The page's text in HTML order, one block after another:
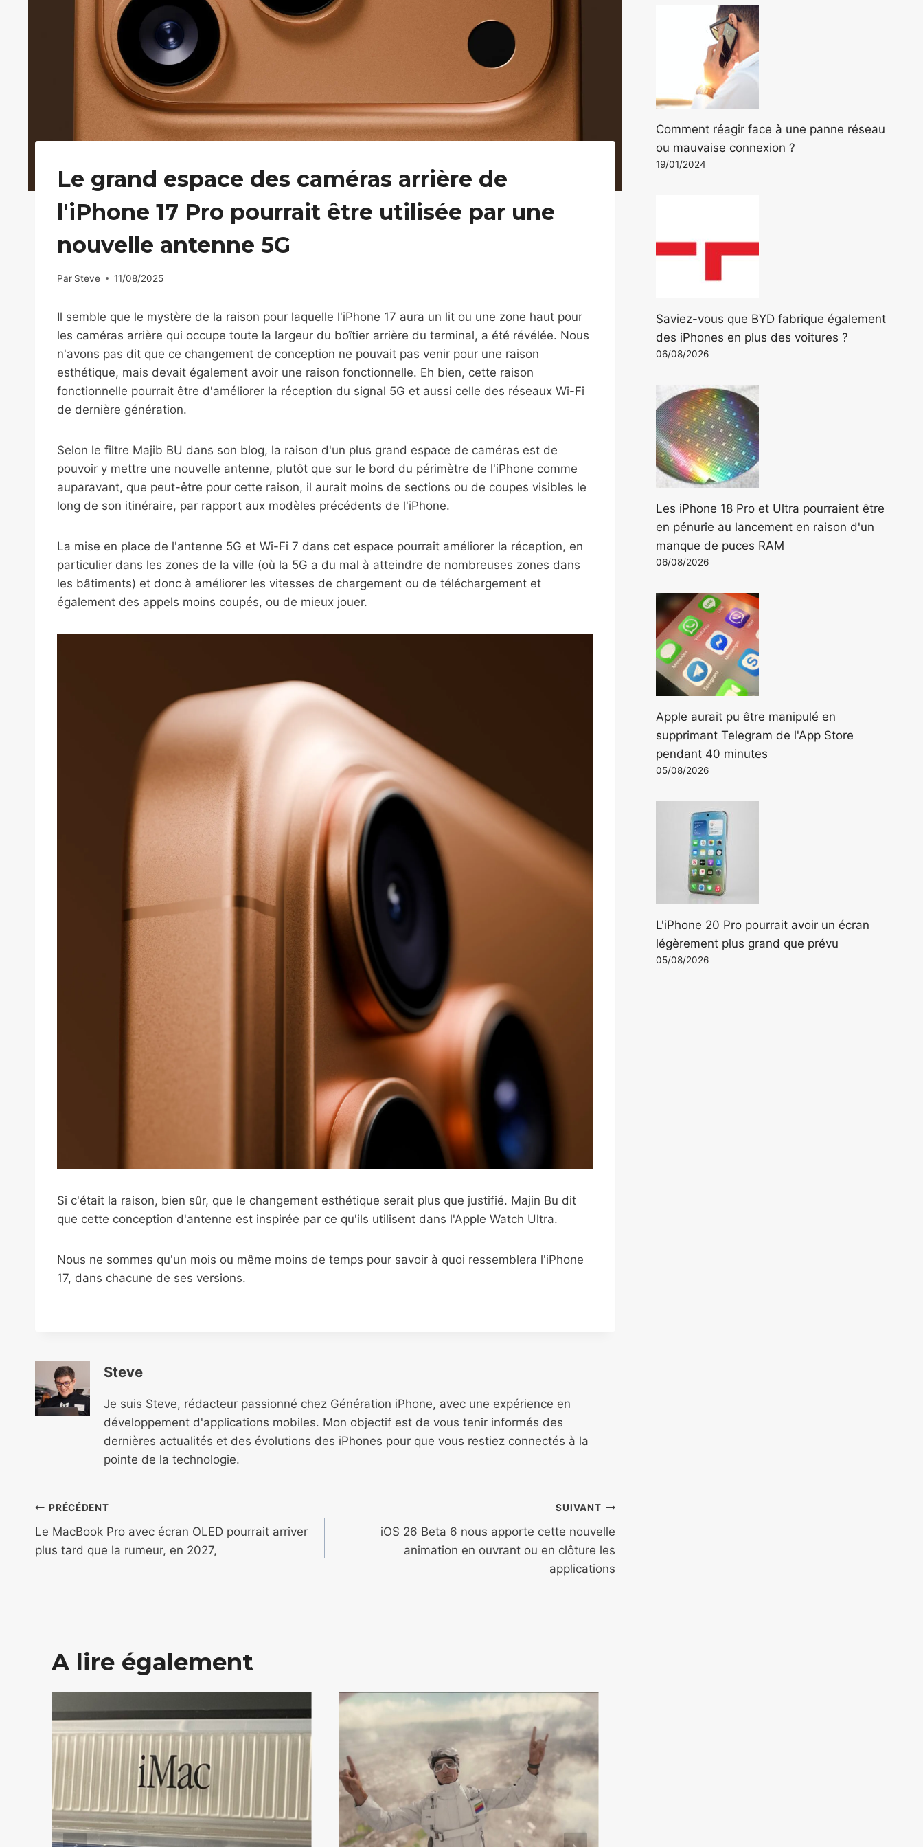
Le grand espace des caméras arrière de
l'iPhone 17 Pro pourrait être utilisée par une
nouvelle antenne 5G
Par Steve 11/08/2025
Il semble que le mystère de la raison pour laquelle l'iPhone 17 aura un lit ou une zone haut pour
les caméras arrière qui occupe toute la largeur du boîtier arrière du terminal, a été révélée. Nous
n'avons pas dit que ce changement de conception ne pouvait pas venir pour une raison
esthétique, mais devait également avoir une raison fonctionnelle. Eh bien, cette raison
fonctionnelle pourrait être d'améliorer la réception du signal 5G et aussi celle des réseaux Wi-Fi
de dernière génération.
Selon le filtre Majib BU dans son blog, la raison d'un plus grand espace de caméras est de
pouvoir y mettre une nouvelle antenne, plutôt que sur le bord du périmètre de l'iPhone comme
auparavant, que peut-être pour cette raison, il aurait moins de sections ou de coupes visibles le
long de son itinéraire, par rapport aux modèles précédents de l'iPhone.
La mise en place de l'antenne 5G et Wi-Fi 7 dans cet espace pourrait améliorer la réception, en
particulier dans les zones de la ville (où la 5G a du mal à atteindre de nombreuses zones dans
les bâtiments) et donc à améliorer les vitesses de chargement ou de téléchargement et
également des appels moins coupés, ou de mieux jouer.
Si c'était la raison, bien sûr, que le changement esthétique serait plus que justifié. Majin Bu dit
que cette conception d'antenne est inspirée par ce qu'ils utilisent dans l'Apple Watch Ultra.
Nous ne sommes qu'un mois ou même moins de temps pour savoir à quoi ressemblera l'iPhone
17, dans chacune de ses versions.
Steve
Je suis Steve, rédacteur passionné chez Génération iPhone, avec une expérience en
développement d'applications mobiles. Mon objectif est de vous tenir informés des
dernières actualités et des évolutions des iPhones pour que vous restiez connectés à la
pointe de la technologie.
Navigation
de
l’article
PRÉCÉDENT
Le MacBook Pro avec écran OLED pourrait arriver
plus tard que la rumeur, en 2027,
SUIVANT
iOS 26 Beta 6 nous apporte cette nouvelle
animation en ouvrant ou en clôture les
applications
A lire également
Comment réagir face à une panne réseau
ou mauvaise connexion ?
19/01/2024
Saviez-vous que BYD fabrique également
des iPhones en plus des voitures ?
06/08/2026
Les iPhone 18 Pro et Ultra pourraient être
en pénurie au lancement en raison d'un
manque de puces RAM
06/08/2026
Apple aurait pu être manipulé en
supprimant Telegram de l'App Store
pendant 40 minutes
05/08/2026
L'iPhone 20 Pro pourrait avoir un écran
légèrement plus grand que prévu
05/08/2026